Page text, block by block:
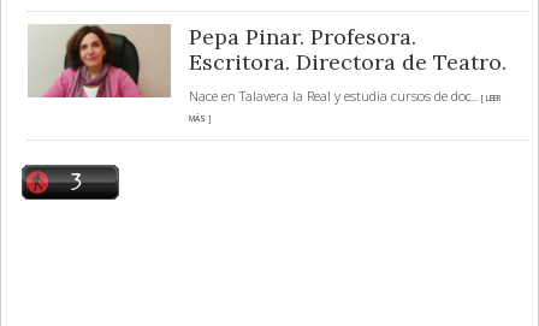
Pepa Pinar. Profesora.
Escritora. Directora de Teatro.
Nace en Talavera la Real y estudia cursos de doc... [ LEER
MÁS ]